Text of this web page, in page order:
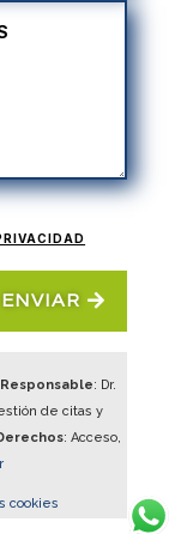
ENVIAR
: Dr.
de citas y
: Acceso,
cookies